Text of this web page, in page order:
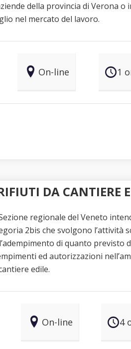
della provincia di Verona
nel mercato del lavoro.
On-line 1
DA CANTIERE
regionale del Veneto
2bis che svolgono l’attività
di quanto previsto
ed autorizzazioni
edile.
On-line 4